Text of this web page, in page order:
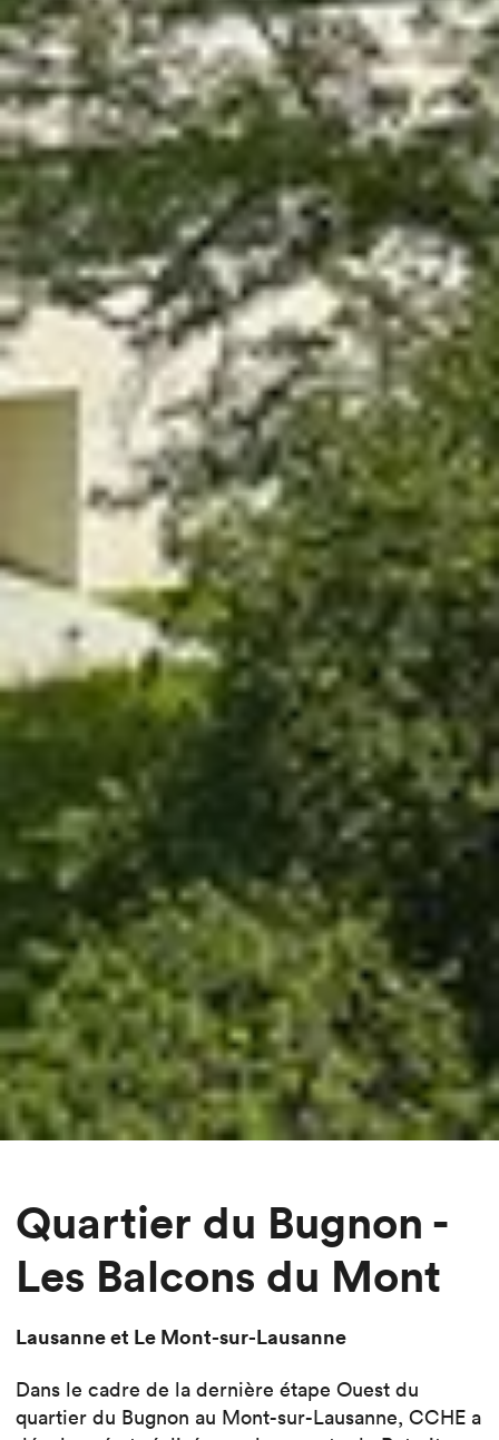
Quartier du Bugnon -
Les Balcons du Mont
Lausanne et Le Mont-sur-Lausanne
Dans le cadre de la dernière étape Ouest du
quartier du Bugnon au Mont-sur-Lausanne, CCHE a